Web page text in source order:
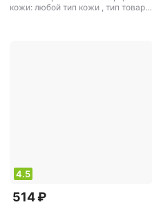
кожи: любой тип кожи , тип товара:
4.5
514 ₽